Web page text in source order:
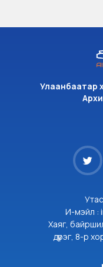
Улаанбаатар
И-мэйл :
Хаяг,
дүүрэг, 8-р